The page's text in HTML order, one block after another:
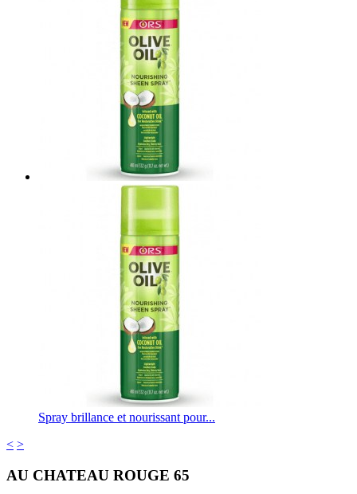
Spray brillance et nourissant pour...
< >
AU CHATEAU ROUGE 65